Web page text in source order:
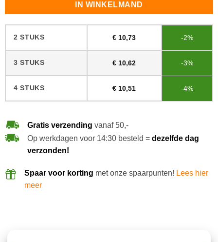
IN WINKELMAND
2 STUKS € 10,73 -2%
3 STUKS € 10,62 -3%
4 STUKS € 10,51 -4%
Gratis verzending vanaf 50,-
Op werkdagen voor 14:30 besteld = dezelfde dag
verzonden!
Spaar voor korting met onze spaarpunten! Lees hier
meer